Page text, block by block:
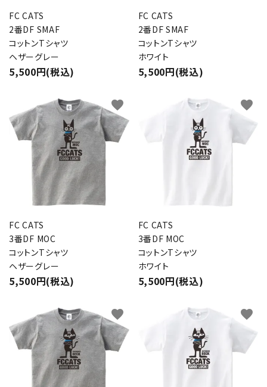
FC CATS
2番DF SMAF
コットンTシャツ
ヘザーグレー
5,500円(税込)
FC CATS
2番DF SMAF
コットンTシャツ
ホワイト
5,500円(税込)
FC CATS
3番DF MOC
コットンTシャツ
ヘザーグレー
5,500円(税込)
favorite
FC CATS
3番DF MOC
コットンTシャツ
ホワイト
5,500円(税込)
favorite
favorite favorite